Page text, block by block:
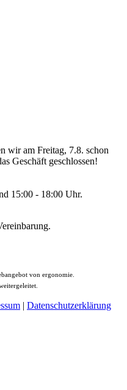
wir am Freitag, 7.8. schon
Geschäft geschlossen!
15:00 - 18:00 Uhr.
von ergonomie.
| Datenschutzerklärung